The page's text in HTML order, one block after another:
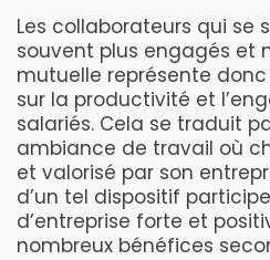
Les collaborateurs qui se
souvent plus engagés et
mutuelle représente
sur la productivité et
salariés. Cela se traduit
ambiance de travail où
et valorisé par son
d’un tel dispositif
d’entreprise forte et
nombreux bénéfices